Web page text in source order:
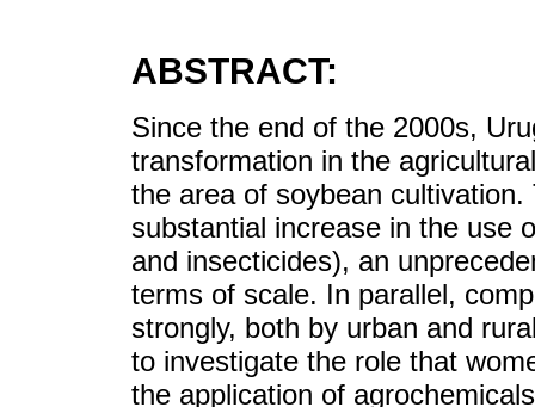
ABSTRACT:
Since the end of the 2000s,
transformation in the
the area of ​​soybean
substantial increase in the use
and insecticides), an
terms of scale. In parallel,
strongly, both by urban and
to investigate the role that
the application of